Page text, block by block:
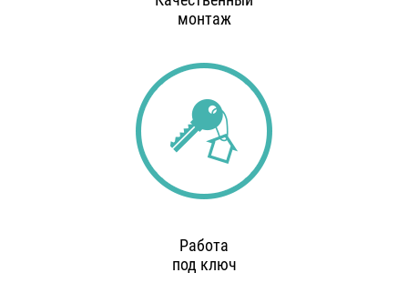
монтаж
Работа
под ключ